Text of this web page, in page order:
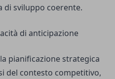
di sviluppo coerente.
di anticipazione
pianificazione strategica
del contesto competitivo,